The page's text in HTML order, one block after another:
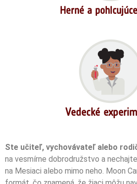
Herné a
Vedecké
Ste učiteľ, vychovávateľ alebo
na vesmírne dobrodružstvo a
na Mesiaci alebo mimo neho. Moon